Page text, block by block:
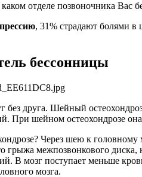
отделе позвоночника Вас
, 31% страдают болями в
бессонницы
без друга. Шейный
При шейном остеохондрозе
Через шею к головному
грыжа межпозвонкового
В мозг поступает меньше
мозга.